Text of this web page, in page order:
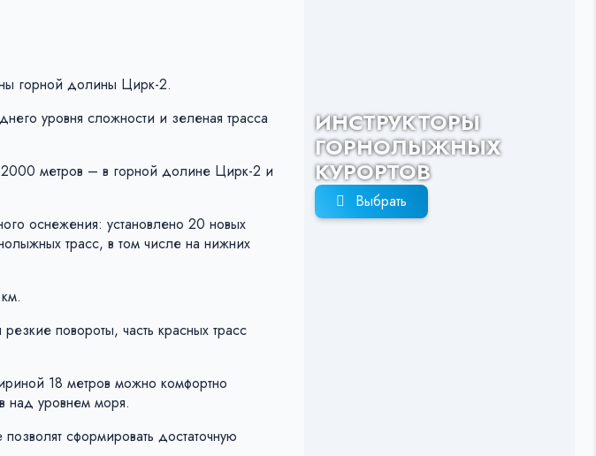
горной долины Цирк-2.
уровня сложности и зеленая трасса
2000 метров – в горной долине Цирк-2 и
оснежения: установлено 20 новых
трасс, в том числе на нижних
повороты, часть красных трасс
18 метров можно комфортно
над уровнем моря.
сформировать достаточную
ИНСТРУКТОРЫ
ГОРНОЛЫЖНЫХ
КУРОРТОВ
Выбрать